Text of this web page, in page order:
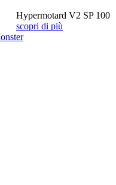
Hypermotard V2 SP 100
scopri di più